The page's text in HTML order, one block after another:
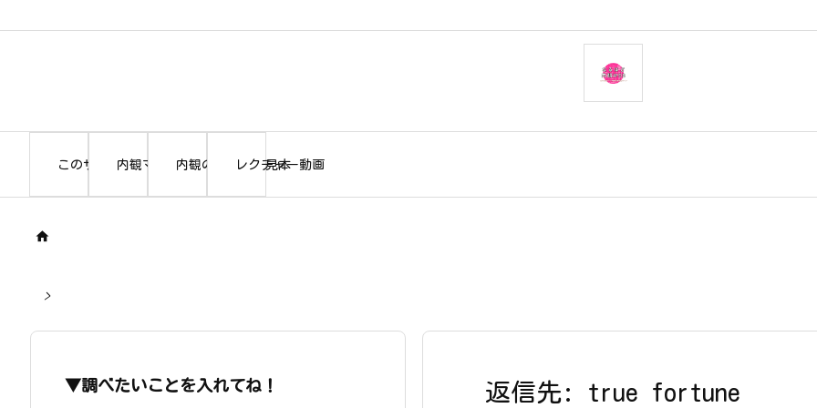
このサイトについて内観マニュアル本編内観の書き出し見本
レクチャー動画

>
返信先: true fortune
▼調べたいことを入れてね！